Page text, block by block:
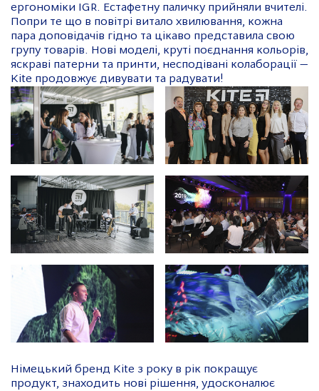
ергономіки IGR. Естафетну паличку прийняли вчителі.
Попри те що в повітрі витало хвилювання, кожна
пара доповідачів гідно та цікаво представила свою
групу товарів. Нові моделі, круті поєднання кольорів,
яскраві патерни та принти, несподівані колаборації —
Kite продовжує дивувати та радувати!
Німецький бренд Kite з року в рік покращує
продукт, знаходить нові рішення, удосконалює